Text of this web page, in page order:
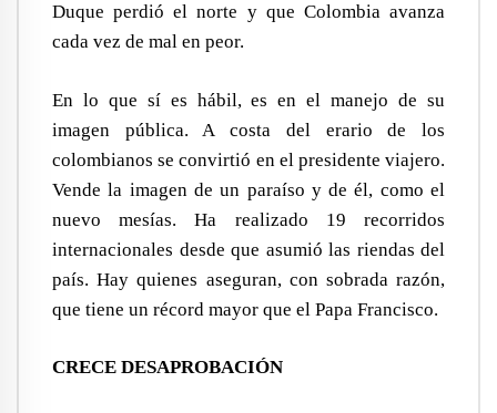
Duque perdió el norte y que Colombia avanza
cada vez de mal en peor.
En lo que sí es hábil, es en el manejo de su
imagen pública. A costa del erario de los
colombianos se convirtió en el presidente viajero.
Vende la imagen de un paraíso y de él, como el
nuevo mesías. Ha realizado 19 recorridos
internacionales desde que asumió las riendas del
país. Hay quienes aseguran, con sobrada razón,
que tiene un récord mayor que el Papa Francisco.
CRECE DESAPROBACIÓN